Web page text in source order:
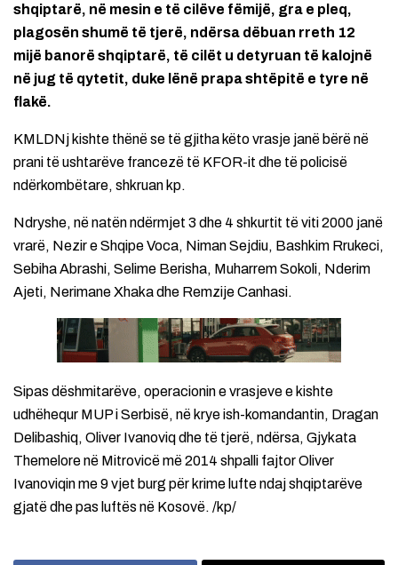
shqiptarë, në mesin e të cilëve fëmijë, gra e pleq,
plagosën shumë të tjerë, ndërsa dëbuan rreth 12
mijë banorë shqiptarë, të cilët u detyruan të kalojnë
në jug të qytetit, duke lënë prapa shtëpitë e tyre në
flakë.
KMLDNj kishte thënë se të gjitha këto vrasje janë bërë në
prani të ushtarëve francezë të KFOR-it dhe të policisë
ndërkombëtare, shkruan kp.
Ndryshe, në natën ndërmjet 3 dhe 4 shkurtit të viti 2000 janë
vrarë, Nezir e Shqipe Voca, Niman Sejdiu, Bashkim Rrukeci,
Sebiha Abrashi, Selime Berisha, Muharrem Sokoli, Nderim
Ajeti, Nerimane Xhaka dhe Remzije Canhasi.
Sipas dëshmitarëve, operacionin e vrasjeve e kishte
udhëhequr MUP i Serbisë, në krye ish-komandantin, Dragan
Delibashiq, Oliver Ivanoviq dhe të tjerë, ndërsa, Gjykata
Themelore në Mitrovicë më 2014 shpalli fajtor Oliver
Ivanoviqin me 9 vjet burg për krime lufte ndaj shqiptarëve
gjatë dhe pas luftës në Kosovë. /kp/